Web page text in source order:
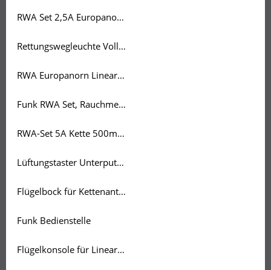
RWA Set 2,5A Europanorm, Bedienstelle und Rauchmelder
Rettungswegleuchte Vollkunststoffleuchte mit LED
RWA Europanorn Linearantrieb 500
Funk RWA Set, Rauchmelder
RWA-Set 5A Kette 500mm
Lüftungstaster Unterputz mit AP Gehäuse
Flügelbock für Kettenantrieb 350 & 500
Funk Bedienstelle
Flügelkonsole für Linearantrieb